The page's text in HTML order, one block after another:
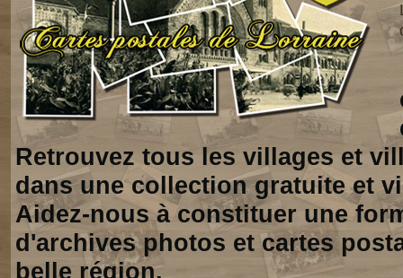
Retrouvez tous les villages et
dans une collection gratuite et
Aidez-nous à constituer une
d'archives photos et cartes
belle région.